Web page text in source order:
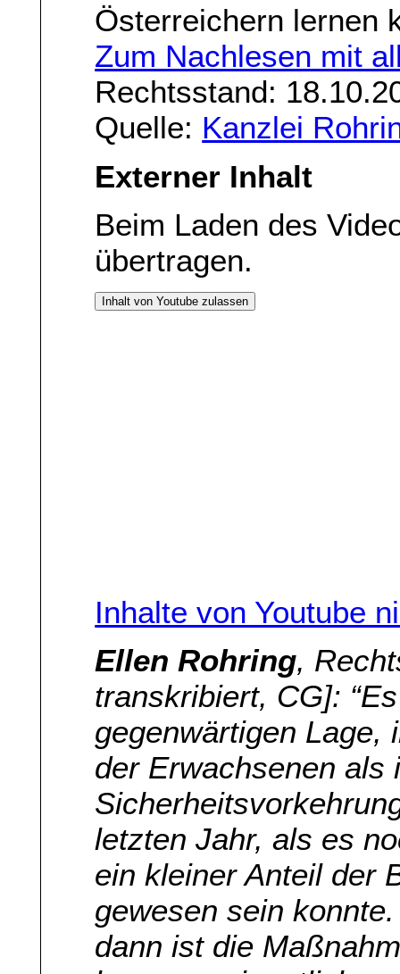
Österreichern lernen
Zum Nachlesen mit
Rechtsstand:
Quelle: Kanzlei
Externer Inhalt
Beim Laden des
übertragen.
Inhalt von Youtube zulassen
Inhalte von Youtube
Ellen Rohring,
transkribiert, CG]:
gegenwärtigen Lage,
der Erwachsenen als
letzten Jahr, als es
ein kleiner Anteil der
gewesen sein
dann ist die